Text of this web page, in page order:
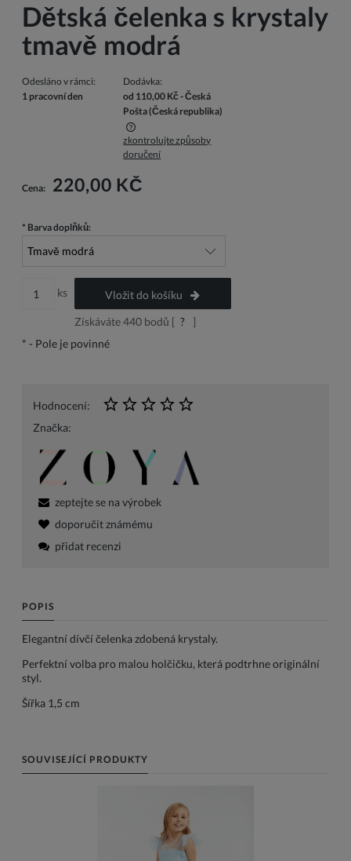
Dětská čelenka s krystaly
tmavě modrá
Odesláno v rámci:
1 pracovní den
Dodávka:
od 110,00 Kč - Česká
Pošta(Česká republika)
Cena nezahrnuje případné náklady na platbu
zkontrolujte způsoby
doručení
Cena: 220,00 KČ
* Barva doplňků:
ks
Vložit do košíku
Získáváte440bodů [ ?
]
* - Pole je povinné
Hodnocení:
Značka:
zeptejte se na výrobek
doporučit známému
přidat recenzi
POPIS
Elegantní dívčí čelenka zdobená krystaly.
Perfektní volba pro malou holčičku, která podtrhne originální
styl.
Šířka 1,5 cm
SOUVISEJÍCÍ PRODUKTY